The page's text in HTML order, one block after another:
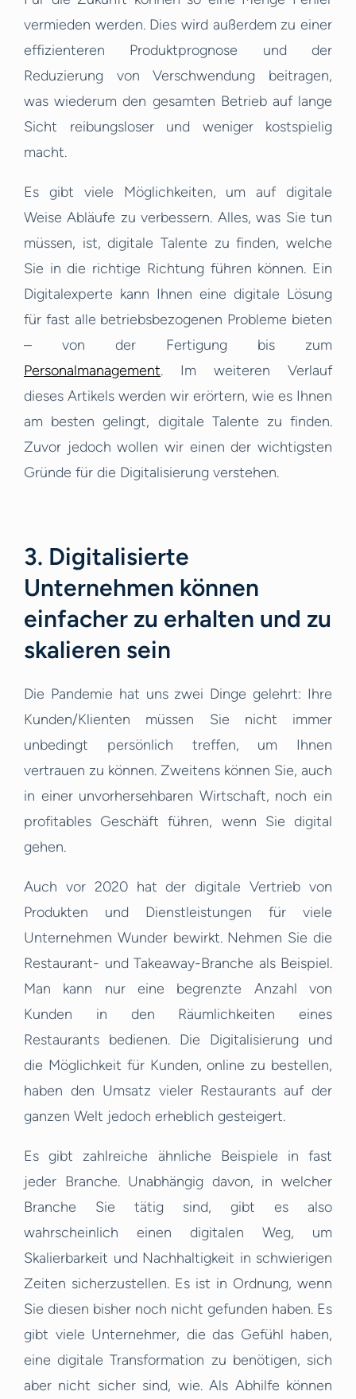
vermieden werden. Dies wird außerdem zu einer
effizienteren Produktprognose und der
Reduzierung von Verschwendung beitragen,
was wiederum den gesamten Betrieb auf lange
Sicht reibungsloser und weniger kostspielig
macht.
Es gibt viele Möglichkeiten, um auf digitale
Weise Abläufe zu verbessern. Alles, was Sie tun
müssen, ist, digitale Talente zu finden, welche
Sie in die richtige Richtung führen können. Ein
Digitalexperte kann Ihnen eine digitale Lösung
für fast alle betriebsbezogenen Probleme bieten
– von der Fertigung bis zum
Personalmanagement. Im weiteren Verlauf
dieses Artikels werden wir erörtern, wie es Ihnen
am besten gelingt, digitale Talente zu finden.
Zuvor jedoch wollen wir einen der wichtigsten
Gründe für die Digitalisierung verstehen.
3. Digitalisierte
Unternehmen können
einfacher zu erhalten und zu
skalieren sein
Die Pandemie hat uns zwei Dinge gelehrt: Ihre
Kunden/Klienten müssen Sie nicht immer
unbedingt persönlich treffen, um Ihnen
vertrauen zu können. Zweitens können Sie, auch
in einer unvorhersehbaren Wirtschaft, noch ein
profitables Geschäft führen, wenn Sie digital
gehen.
Auch vor 2020 hat der digitale Vertrieb von
Produkten und Dienstleistungen für viele
Unternehmen Wunder bewirkt. Nehmen Sie die
Restaurant- und Takeaway-Branche als Beispiel.
Man kann nur eine begrenzte Anzahl von
Kunden in den Räumlichkeiten eines
Restaurants bedienen. Die Digitalisierung und
die Möglichkeit für Kunden, online zu bestellen,
haben den Umsatz vieler Restaurants auf der
ganzen Welt jedoch erheblich gesteigert.
Es gibt zahlreiche ähnliche Beispiele in fast
jeder Branche. Unabhängig davon, in welcher
Branche Sie tätig sind, gibt es also
wahrscheinlich einen digitalen Weg, um
Skalierbarkeit und Nachhaltigkeit in schwierigen
Zeiten sicherzustellen. Es ist in Ordnung, wenn
Sie diesen bisher noch nicht gefunden haben. Es
gibt viele Unternehmer, die das Gefühl haben,
eine digitale Transformation zu benötigen, sich
aber nicht sicher sind, wie. Als Abhilfe können